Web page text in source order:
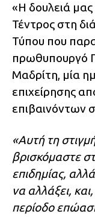
«Η δουλειά μας
Τέντρος στη
Τύπου που
πρωθυπουργό
Μαδρίτη, μία
επιχείρησης
επιβαινόντων
«Αυτή τη
βρισκόμαστε
επιδημίας,
να αλλάξει,
περίοδο